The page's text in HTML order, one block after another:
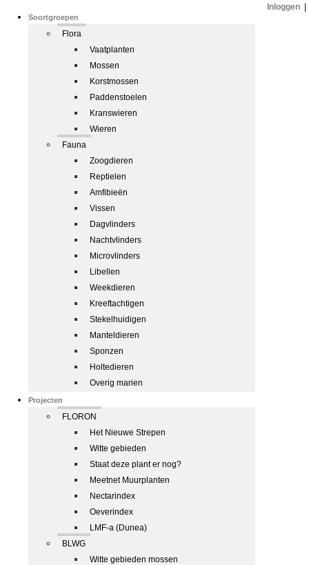
Soortgroepen
Flora
Vaatplanten
Mossen
Korstmossen
Paddenstoelen
Kranswieren
Wieren
Fauna
Zoogdieren
Reptielen
Amfibieën
Vissen
Dagvlinders
Nachtvlinders
Microvlinders
Libellen
Weekdieren
Kreeftachtigen
Stekelhuidigen
Manteldieren
Sponzen
Holtedieren
Overig marien
Projecten
FLORON
Het Nieuwe Strepen
Witte gebieden
Staat deze plant er nog?
Meetnet Muurplanten
Nectarindex
Oeverindex
LMF-a (Dunea)
BLWG
Witte gebieden mossen
Inloggen